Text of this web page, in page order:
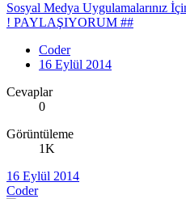
Sosyal Medya Uygulamalarınız
! PAYLAŞIYORUM ##
Coder
16 Eylül 2014
Cevaplar
0
Görüntüleme
1K
16 Eylül 2014
Coder